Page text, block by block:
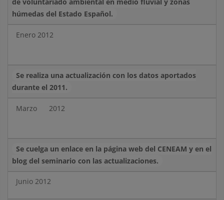
húmedas del Estado Español.
Enero 2012
Se realiza una actualización con los datos aportados
durante el 2011.
Marzo 2012
Se cuelga un enlace en la página web del CENEAM y en el
blog del seminario con las actualizaciones.
Junio 2012